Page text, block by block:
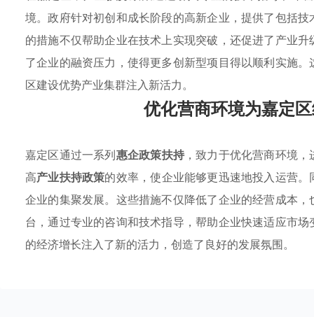
境。政府针对初创和成长阶段的高新企业，提供了包括
的措施不仅帮助企业在技术上实现突破，还促进了产业
了企业的融资压力，使得更多创新型项目得以顺利实施
区建设优势产业集群注入新活力。
优化营商环境为嘉定
嘉定区通过一系列惠企政策扶持，致力于优化营商环境
高产业扶持政策的效率，使企业能够更迅速地投入运营
企业的集聚发展。这些措施不仅降低了企业的经营成本
台，通过专业的咨询和技术指导，帮助企业快速适应市
的经济增长注入了新的活力，创造了良好的发展氛围。